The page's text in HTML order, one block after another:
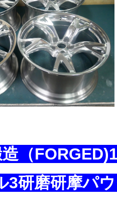
（
3研磨研摩パ